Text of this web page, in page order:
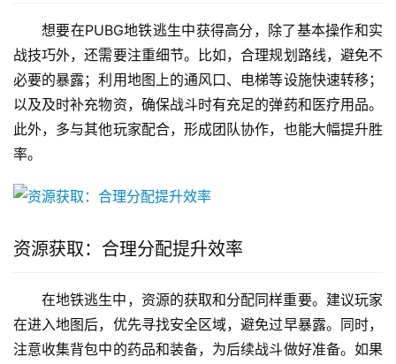
想要在PUBG地铁逃生中获得高分，除了基本操作和实
战技巧外，还需要注重细节。比如，合理规划路线，避免不
必要的暴露；利用地图上的通风口、电梯等设施快速转移；
以及及时补充物资，确保战斗时有充足的弹药和医疗用品。
此外，多与其他玩家配合，形成团队协作，也能大幅提升胜
率。
资源获取：合理分配提升效率
在地铁逃生中，资源的获取和分配同样重要。建议玩家
在进入地图后，优先寻找安全区域，避免过早暴露。同时，
注意收集背包中的药品和装备，为后续战斗做好准备。如果